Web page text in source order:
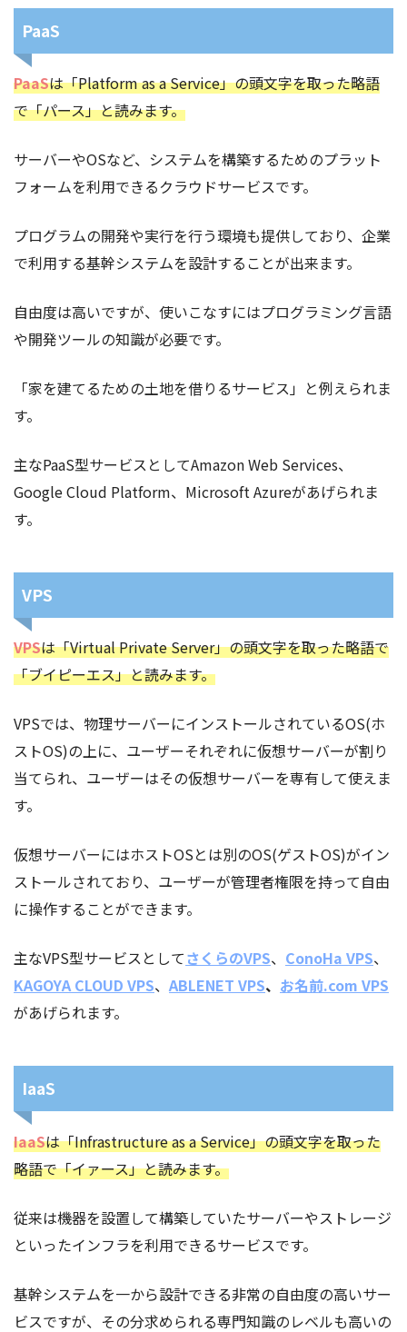
PaaS
PaaSは「Platform as a Service」の頭文字を取った略語
で「パース」と読みます。
サーバーやOSなど、システムを構築するためのプラット
フォームを利用できるクラウドサービスです。
プログラムの開発や実行を行う環境も提供しており、企業
で利用する基幹システムを設計することが出来ます。
自由度は高いですが、使いこなすにはプログラミング言語
や開発ツールの知識が必要です。
「家を建てるための土地を借りるサービス」と例えられま
す。
主なPaaS型サービスとしてAmazon Web Services、
Google Cloud Platform、Microsoft Azureがあげられま
す。
VPS
VPSは「Virtual Private Server」の頭文字を取った略語で
「ブイピーエス」と読みます。
VPSでは、物理サーバーにインストールされているOS(ホ
ストOS)の上に、ユーザーそれぞれに仮想サーバーが割り
当てられ、ユーザーはその仮想サーバーを専有して使えま
す。
仮想サーバーにはホストOSとは別のOS(ゲストOS)がイン
ストールされており、ユーザーが管理者権限を持って自由
に操作することができます。
主なVPS型サービスとしてさくらのVPS、 ConoHa VPS、
KAGOYA CLOUD VPS、ABLENET VPS、 お名前.com VPS
があげられます。
IaaS
IaaSは「Infrastructure as a Service」の頭文字を取った
略語で「イァース」と読みます。
従来は機器を設置して構築していたサーバーやストレージ
といったインフラを利用できるサービスです。
基幹システムを一から設計できる非常の自由度の高いサー
ビスですが、その分求められる専門知識のレベルも高いの